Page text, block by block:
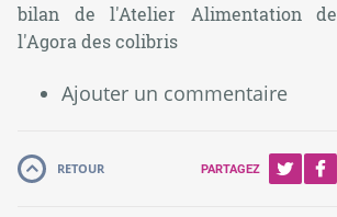
bilan de l'Atelier Alimentation de
l'Agora des colibris
Ajouter un commentaire
RETOUR PARTAGEZ